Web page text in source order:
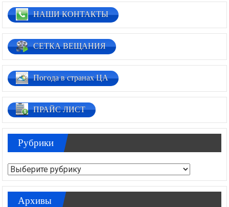
НАШИ КОНТАКТЫ
СЕТКА ВЕЩАНИЯ
Погода в странах ЦА
ПРАЙС ЛИСТ
Рубрики
Рубрики
Архивы